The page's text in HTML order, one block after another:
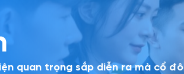
Phổ biến nhất
Báo cáo
Phổ biến
quan trọng sắp diễn ra mà cổ